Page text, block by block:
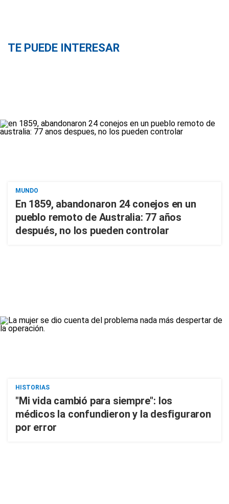
TE PUEDE INTERESAR
MUNDO
En 1859, abandonaron 24 conejos en un
pueblo remoto de Australia: 77 años
después, no los pueden controlar
HISTORIAS
"Mi vida cambió para siempre": los
médicos la confundieron y la desfiguraron
por error